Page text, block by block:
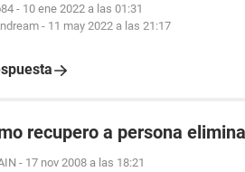
- 10 ene 2022 a las 01:31
- 11 may 2022 a las 21:17
recupero a persona
- 17 nov 2008 a las 18:21